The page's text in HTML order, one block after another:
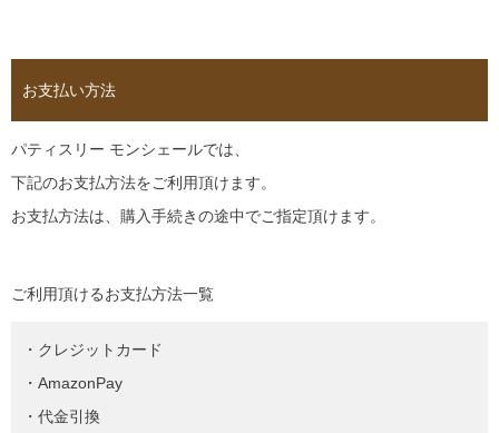
お支払い方法
パティスリー モンシェールでは、
下記のお支払方法をご利用頂けます。
お支払方法は、購入手続きの途中でご指定頂けます。
ご利用頂けるお支払方法一覧
・クレジットカード
・AmazonPay
・代金引換